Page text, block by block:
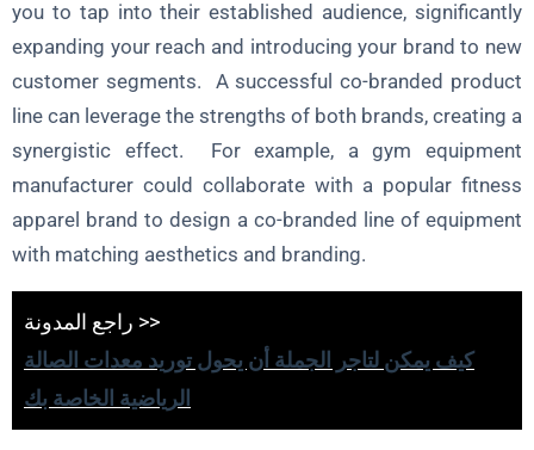
you to tap into their established audience, significantly
expanding your reach and introducing your brand to new
customer segments. A successful co-branded product
line can leverage the strengths of both brands, creating a
synergistic effect. For example, a gym equipment
manufacturer could collaborate with a popular fitness
apparel brand to design a co-branded line of equipment
with matching aesthetics and branding.
راجع المدونة >>
كيف يمكن لتاجر الجملة أن يحول توريد معدات الصالة
الرياضية الخاصة بك